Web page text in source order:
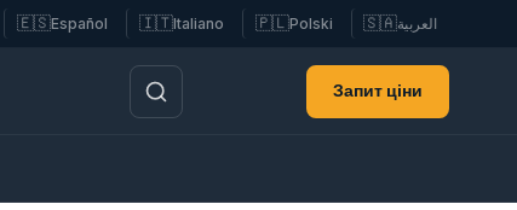
🇪🇸Español 🇮🇹Italiano 🇵🇱Polski 🇸🇦العربية
Запит ціни